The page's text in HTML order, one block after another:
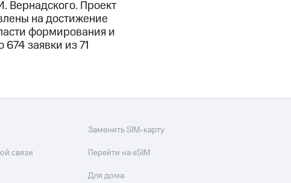
Вернадского. Проект
на достижение
формирования и
заявки из 71
связи
Заменить SIM-карту
Перейти на eSIM
Для дома